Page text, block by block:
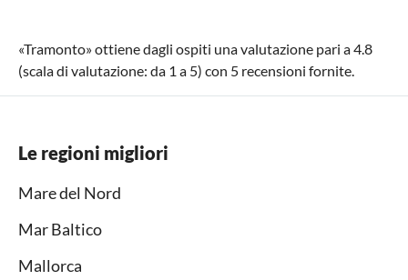
«Tramonto» ottiene dagli ospiti una valutazione pari a4.8
(scala di valutazione: da 1 a 5) con 5 recensioni fornite.
Le regioni migliori
Mare del Nord
Mar Baltico
Mallorca